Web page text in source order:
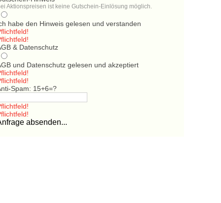
Aktionspreisen ist keine Gutschein-Einlösung möglich.
habe den Hinweis gelesen und verstanden
& Datenschutz
und Datenschutz gelesen und akzeptiert
Spam: 15+6=?
absenden...